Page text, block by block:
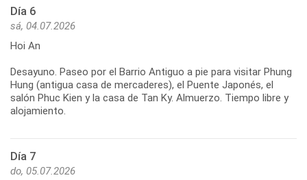
Día 6
sá, 04.07.2026
Hoi An
Desayuno. Paseo por el Barrio Antiguo a pie para visitar Phung
Hung (antigua casa de mercaderes), el Puente Japonés, el
salón Phuc Kien y la casa de Tan Ky. Almuerzo. Tiempo libre y
Día 7
do, 05.07.2026